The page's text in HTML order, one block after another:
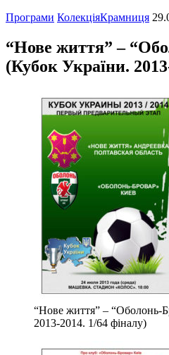
Програми КолекціяКрамниця
“Нове життя” –
(Кубок України.
“Нове життя” – “Оболонь-
2013-2014. 1/64 фіналу)